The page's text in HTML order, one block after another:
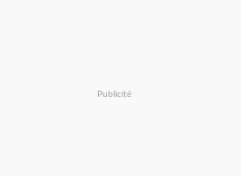
Publicité